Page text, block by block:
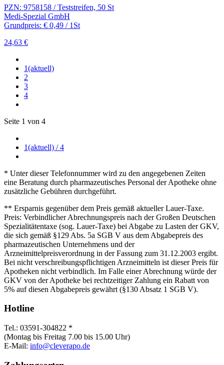
PZN: 9758158 / Teststreifen, 50 St
Medi-Spezial GmbH
Grundpreis: € 0,49 / 1St
24,63 €
1(aktuell)
2
3
4
Seite 1 von 4
1(aktuell) / 4
* Unter dieser Telefonnummer wird zu den angegebenen Zeiten
eine Beratung durch pharmazeutisches Personal der Apotheke ohne
zusätzliche Gebühren durchgeführt.
** Ersparnis gegenüber dem Preis gemäß aktueller Lauer-Taxe.
Preis: Verbindlicher Abrechnungspreis nach der Großen Deutschen
Spezialitätentaxe (sog. Lauer-Taxe) bei Abgabe zu Lasten der GKV,
die sich gemäß §129 Abs. 5a SGB V aus dem Abgabepreis des
pharmazeutischen Unternehmens und der
Arzneimittelpreisverordnung in der Fassung zum 31.12.2003 ergibt.
Bei nicht verschreibungspflichtigen Arzneimitteln ist dieser Preis für
Apotheken nicht verbindlich. Im Falle einer Abrechnung würde der
GKV von der Apotheke bei rechtzeitiger Zahlung ein Rabatt von
5% auf diesen Abgabepreis gewährt (§130 Absatz 1 SGB V).
Hotline
Tel.: 03591-304822 *
(Montag bis Freitag 7.00 bis 15.00 Uhr)
E-Mail: info@cleverapo.de